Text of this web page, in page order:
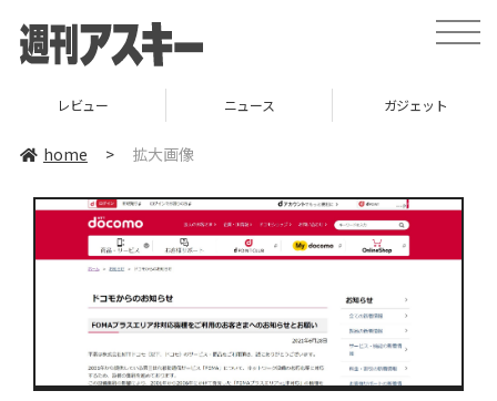
toggle
レビュー ニュース ガジェット
home > 拡大画像